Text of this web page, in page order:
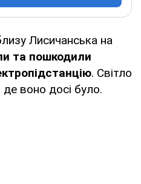
Лисичанська на
та пошкодили
. Світло
воно досі було.